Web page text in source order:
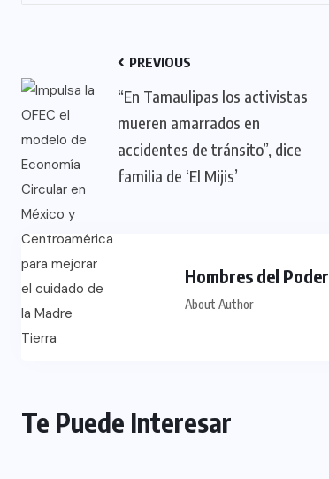
PREVIOUS
“En Tamaulipas los activistas
mueren amarrados en
accidentes de tránsito”, dice
familia de ‘El Mijis’
Hombres del Poder
About Author
Te Puede Interesar